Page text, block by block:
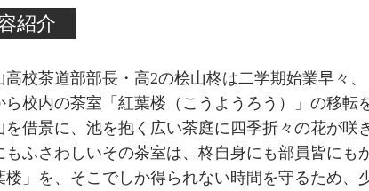
紹介
高校茶道部部長・高2の桧山柊は二学期始業早々、
ら校内の茶室「紅葉楼（こうようろう）」の移転
を借景に、池を抱く広い茶庭に四季折々の花が咲き
もふさわしいその茶室は、柊自身にも部員皆に
楼」を、そこでしか得られない時間を守るため、